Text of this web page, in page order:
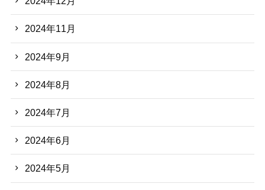
2024年11月
2024年9月
2024年8月
2024年7月
2024年6月
2024年5月